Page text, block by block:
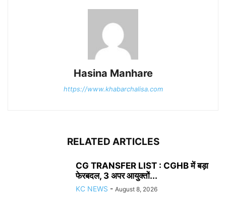
Hasina Manhare
https://www.khabarchalisa.com
RELATED ARTICLES
CG TRANSFER LIST : CGHB में बड़ा
फेरबदल, 3 अपर आयुक्तों...
KC NEWS - August 8, 2026